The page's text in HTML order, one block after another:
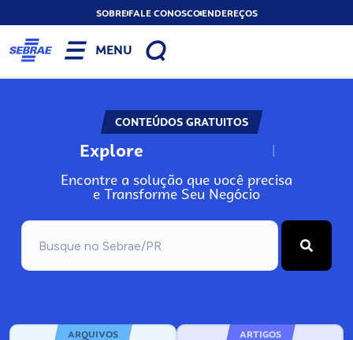
SOBREFALE CONOSCOENDEREÇOS
MENU
CONTEÚDOS GRATUITOS
Explore N
Encontre a solução que você precisa
e Transforme Seu Negócio
ARQUIVOS ARTIGOS